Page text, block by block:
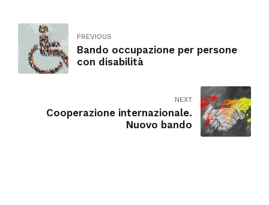
PREVIOUS
Bando occupazione per persone
con disabilità
NEXT
Cooperazione internazionale.
Nuovo bando